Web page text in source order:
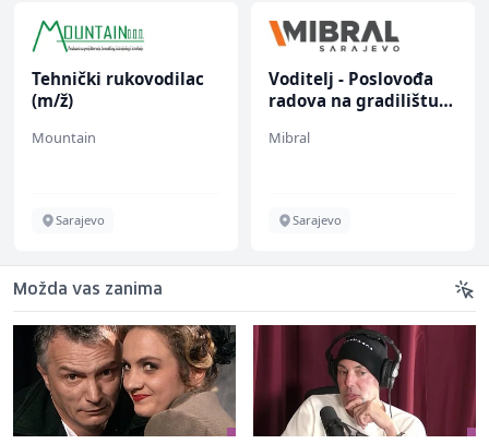
Tehnički rukovodilac
(m/ž)
Mountain
Sarajevo
Voditelj - Poslovođa
radova na gradilištu
Mibral
Sarajevo
Možda vas zanima